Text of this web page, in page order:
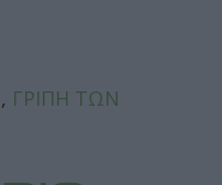
, ΓΡΙΠΗ ΤΩΝ